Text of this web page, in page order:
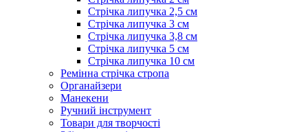
Стрічка липучка 2,5 см
Стрічка липучка 3 см
Стрічка липучка 3,8 см
Стрічка липучка 5 см
Стрічка липучка 10 см
Ремінна стрічка стропа
Органайзери
Манекени
Ручний інструмент
Товари для творчості